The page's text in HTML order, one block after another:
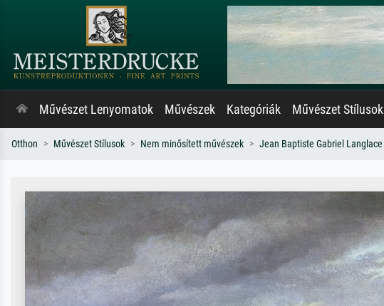
Művészet Lenyomatok Művészek Kategóriák Művészet Stílusok
Otthon Művészet Stílusok Nem minősített művészek Jean Baptiste Gabriel Langlace